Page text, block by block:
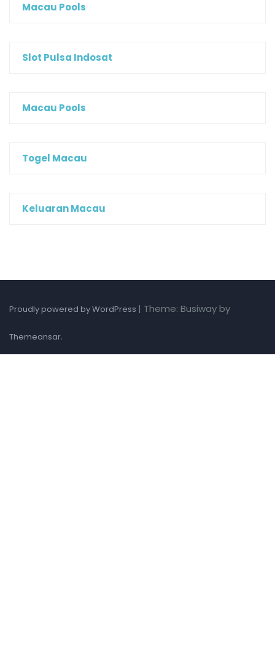
Macau Pools
Slot Pulsa Indosat
Macau Pools
Togel Macau
Keluaran Macau
Proudly powered by WordPress | Theme: Busiway by
Themeansar.